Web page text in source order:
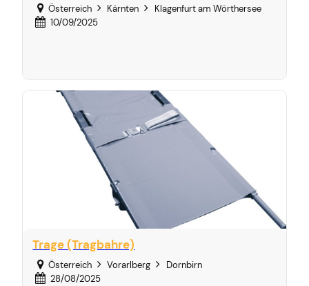
Österreich Kärnten
Klagenfurt am Wörthersee
10/09/2025
Trage (Tragbahre)
Österreich Vorarlberg
Dornbirn
28/08/2025